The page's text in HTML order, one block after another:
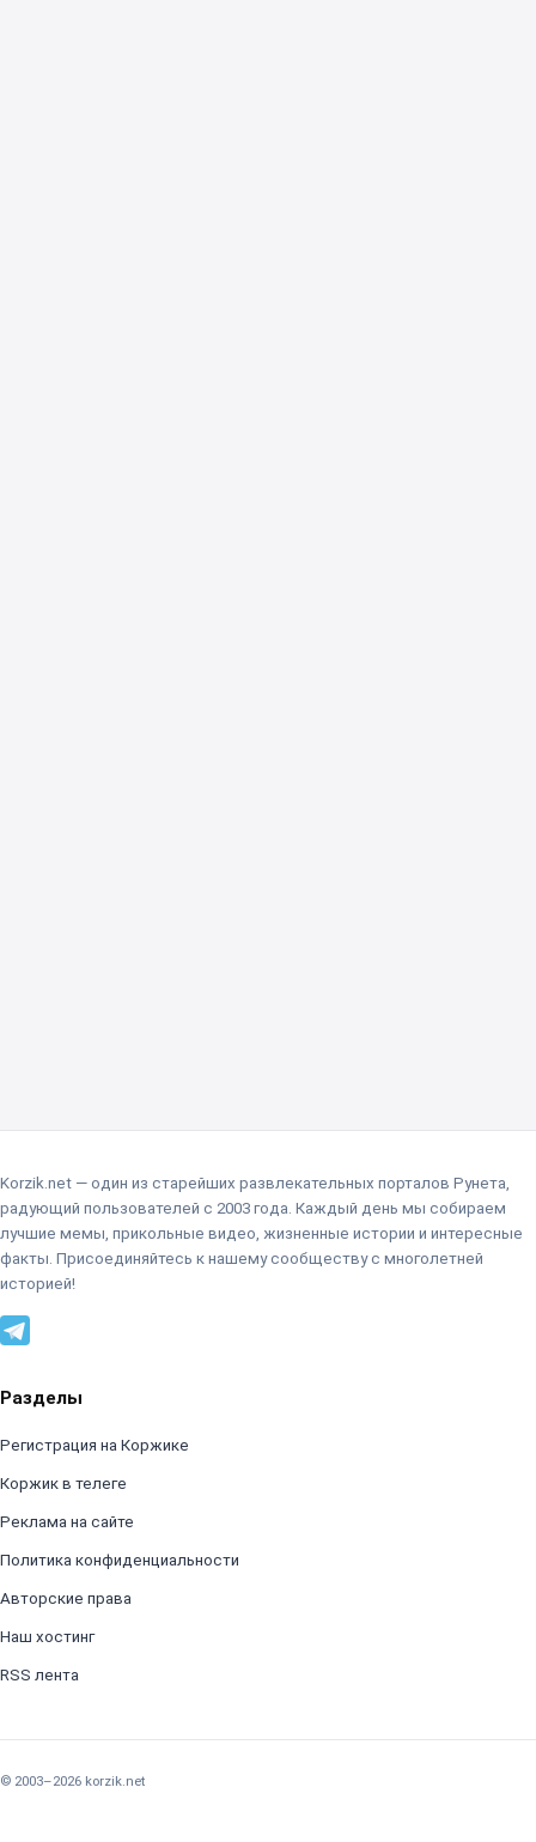
Korzik.net — один из старейших развлекательных порталов Рунета,
радующий пользователей с 2003 года. Каждый день мы собираем
лучшие мемы, прикольные видео, жизненные истории и интересные
факты. Присоединяйтесь к нашему сообществу с многолетней
историей!
Разделы
Регистрация на Коржике
Коржик в телеге
Реклама на сайте
Политика конфиденциальности
Авторские права
Наш хостинг
RSS лента
© 2003–2026 korzik.net